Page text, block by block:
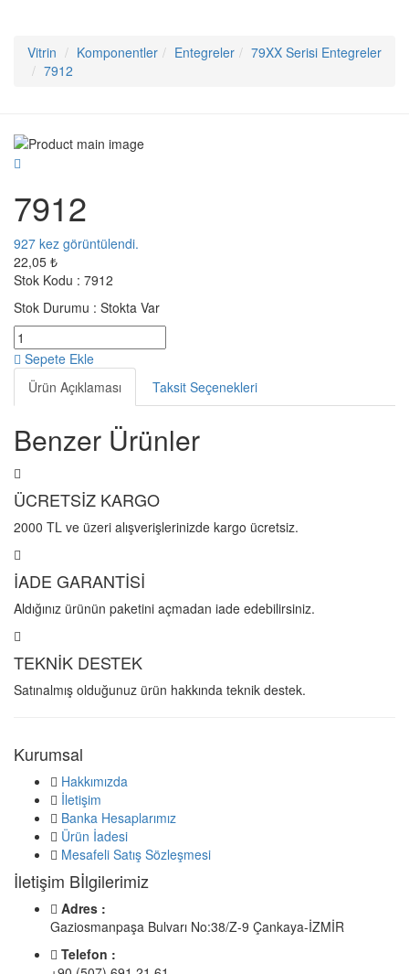
Vitrin Komponentler Entegreler
79XX Serisi Entegreler
7912
7912
927 kez görüntülendi.
22,05 ₺
Stok Kodu : 7912
Stok Durumu : Stokta Var
Sepete Ekle
Ürün Açıklaması
Taksit Seçenekleri
Benzer Ürünler
ÜCRETSİZ KARGO
2000 TL ve üzeri alışverişlerinizde kargo ücretsiz.
İADE GARANTİSİ
Aldığınız ürünün paketini açmadan iade edebilirsiniz.
TEKNİK DESTEK
Satınalmış olduğunuz ürün hakkında teknik destek.
Kurumsal
Hakkımızda
İletişim
Banka Hesaplarımız
Ürün İadesi
Mesafeli Satış Sözleşmesi
İletişim Bİlgilerimiz
Adres :
Gaziosmanpaşa Bulvarı No:38/Z-9 Çankaya-İZMİR
Telefon :